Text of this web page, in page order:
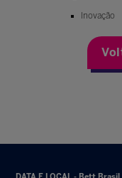
Inovação